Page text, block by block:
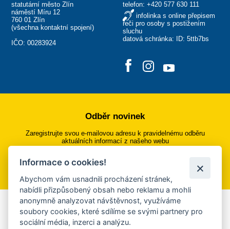
statutární město Zlín
náměstí Míru 12
760 01 Zlín
(všechna kontaktní spojení)
IČO: 00283924
telefon: +420 577 630 111
infolinka s online přepisem
řeči pro osoby s postižením
sluchu
datová schránka: ID: 5ttb7bs
Odběr novinek
Zaregistrujte svou e-mailovou adresu k pravidelnému odběru
aktuálních informací z našeho webu
Přihlásit se k odběru
Aplikace Mobilní rozhlas
Chcete dostávat do svého mobilu či mailu upozornění na
Informace o cookies!
Abychom vám usnadnili procházení stránek,
nabídli přizpůsobený obsah nebo reklamu a mohli
anonymně analyzovat návštěvnost, využíváme
soubory cookies, které sdílíme se svými partnery pro
sociální média, inzerci a analýzu.